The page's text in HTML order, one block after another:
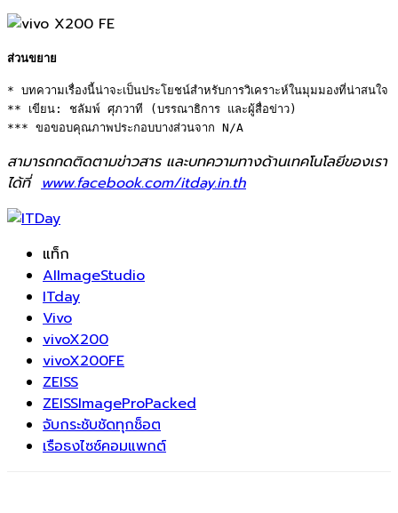
ส่วนขยาย
* บทความเรื่องนี้น่าจะเป็นประโยชน์สำหรับการวิเคราะห์ในมุมมองที่น่าสนใจ
** เขียน: ชลัมพ์ ศุภวาที (บรรณาธิการ และผู้สื่อข่าว)
*** ขอขอบคุณภาพประกอบบางส่วนจาก N/A
สามารถกดติดตามข่าวสาร และบทความทางด้านเทคโนโลยีของเรา
ได้ที่ www.facebook.com/itday.in.th
แท็ก
AIImageStudio
ITday
Vivo
vivoX200
vivoX200FE
ZEISS
ZEISSImageProPacked
จับกระชับชัดทุกช็อต
เรือธงไซซ์คอมแพกต์